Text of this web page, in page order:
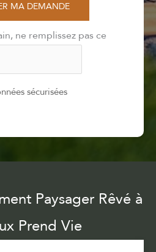
MA DEMANDE
ne remplissez pas ce
sécurisées
Paysager Rêvé à
Prend Vie